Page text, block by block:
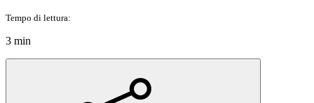
Tempo di lettura:
3 min